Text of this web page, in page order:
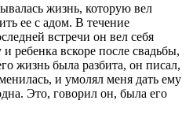
жизнь, которую вел
ее с адом. В течение
встречи он вел себя
ребенка вскоре после свадьбы,
жизнь была разбита, он писал,
и умолял меня дать ему
Это, говорил он, была его